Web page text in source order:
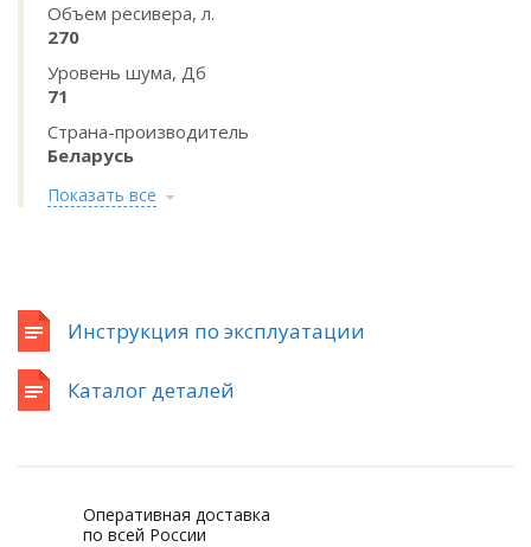
Объем ресивера, л.
270
Уровень шума, Дб
71
Страна-производитель
Беларусь
Показать все
Инструкция по эксплуатации
Каталог деталей
Оперативная доставка
по всей России